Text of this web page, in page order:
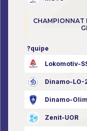
CHAMPIONNAT
?quipe
Lokomotiv-
Dinamo-LO-
Dinamo-
Zenit-UOR